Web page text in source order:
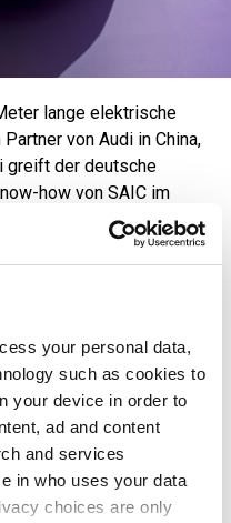
your personal data,
such as cookies to
your device in order to
ad and content
and services
in who uses your data
choices are only
lange elektrische
von Audi in China,
greift der deutsche
how von SAIC im
Digitalisierung zurück.
Ausblick auf drei
Submarke für China ist,
mit den vier Ringen
AUDI-
Front und Heck.
einer Breite von
von 1460 Millimetern